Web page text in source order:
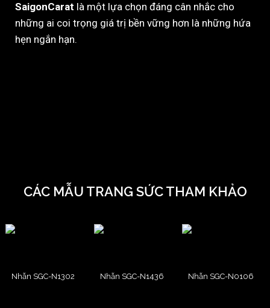
SaigonCarat là một lựa chọn đáng cân nhắc cho
những ai coi trọng giá trị bền vững hơn là những hứa
hẹn ngắn hạn.
CÁC MẪU TRANG SỨC THAM KHẢO
Nhẫn SGC-N1302 Nhẫn SGC-N1436 Nhẫn SGC-N0106